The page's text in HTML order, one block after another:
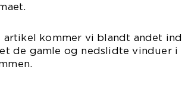
artikel kommer vi blandt andet
de gamle og nedslidte vinduer i